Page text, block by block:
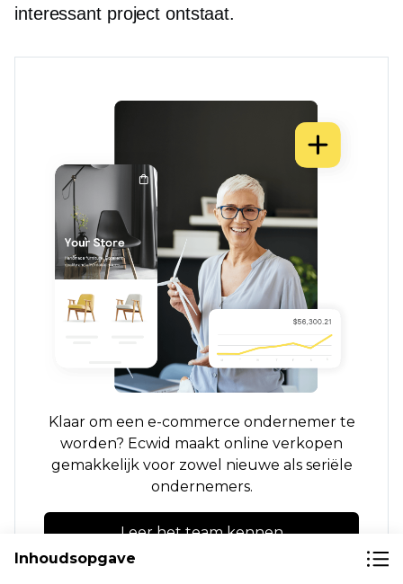
interessant project ontstaat.
Klaar om een ​​e-commerce ondernemer te
worden? Ecwid maakt online verkopen
gemakkelijk voor zowel nieuwe als seriële
ondernemers.
Leer het team kennen
Inhoudsopgave